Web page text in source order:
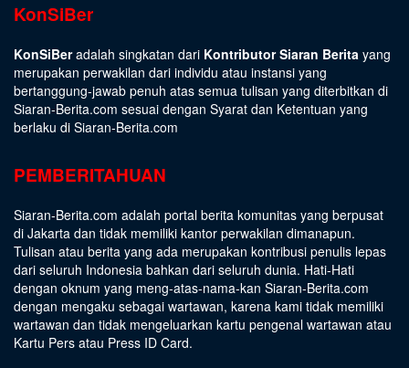
KonSiBer
KonSiBeradalah singkatan dari Kontributor Siaran Berita yang
merupakan perwakilan dari individu atau instansi yang
bertanggung-jawab penuh atas semua tulisan yang diterbitkan di
Siaran-Berita.com sesuai dengan Syarat dan Ketentuan yang
berlaku di Siaran-Berita.com
PEMBERITAHUAN
Siaran-Berita.com adalah portal berita komunitas yang berpusat
di Jakarta dan tidak memiliki kantor perwakilan dimanapun.
Tulisan atau berita yang ada merupakan kontribusi penulis lepas
dari seluruh Indonesia bahkan dari seluruh dunia. Hati-Hati
dengan oknum yang meng-atas-nama-kan Siaran-Berita.com
dengan mengaku sebagai wartawan, karena kami tidak memiliki
wartawan dan tidak mengeluarkan kartu pengenal wartawan atau
Kartu Pers atau Press ID Card.